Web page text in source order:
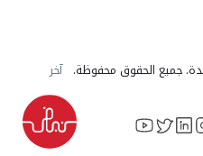
آخر
instagram
LinkedIn
X
YouTube